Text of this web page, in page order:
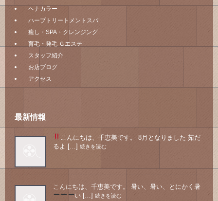
ヘナカラー
ハーブトリートメントスパ
癒し・SPA・クレンジング
育毛・発毛 Ｇエステ
スタッフ紹介
お店ブログ
アクセス
最新情報
こんにちは、千恵美です。 8月となりました 茹だ
るよ […] 続きを読む
こんにちは、千恵美です。 暑い、暑い、とにかく暑
い […] 続きを読む